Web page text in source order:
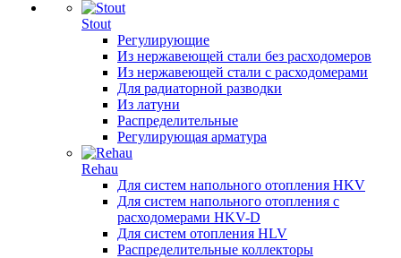
Stout
Регулирующие
Из нержавеющей стали без расходомеров
Из нержавеющей стали с расходомерами
Для радиаторной разводки
Из латуни
Распределительные
Регулирующая арматура
Rehau
Для систем напольного отопления HKV
Для систем напольного отопления с
расходомерами HKV-D
Для систем отопления HLV
Распределительные коллекторы